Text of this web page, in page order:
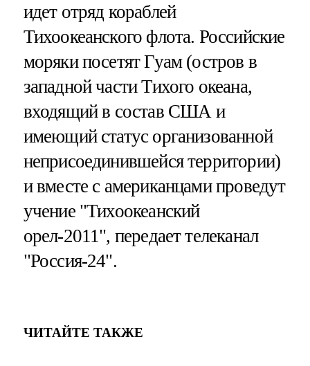
идет отряд кораблей
Тихоокеанского флота. Российские
моряки посетят Гуам (остров в
западной части Тихого океана,
входящий в состав США и
имеющий статус организованной
неприсоединившейся территории)
и вместе с американцами проведут
учение "Тихоокеанский
орел-2011", передает телеканал
"Россия-24".
ЧИТАЙТЕ ТАКЖЕ